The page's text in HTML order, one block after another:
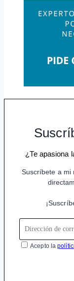
¿Te apasiona
Suscríbete a mi
Acepto la